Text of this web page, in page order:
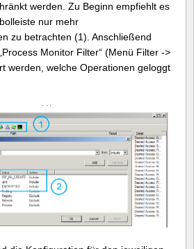
werden. Zu Beginn empfiehlt es
nur mehr
zu betrachten (1). Anschließend
Monitor Filter“ (Menü Filter ->
werden, welche Operationen geloggt